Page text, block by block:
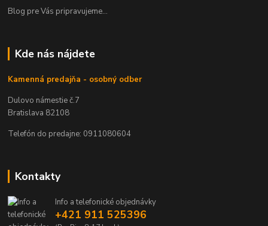
Blog pre Vás pripravujeme...
Kde nás nájdete
Kamenná predajňa - osobný odber
Dulovo námestie č.7
Bratislava 82108
Telefón do predajne: 0911080604
Kontakty
Info a telefonické objednávky
+421 911 525396